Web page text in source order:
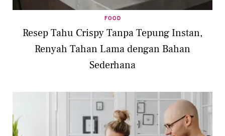
FOOD
Resep Tahu Crispy Tanpa Tepung Instan,
Renyah Tahan Lama dengan Bahan
Sederhana